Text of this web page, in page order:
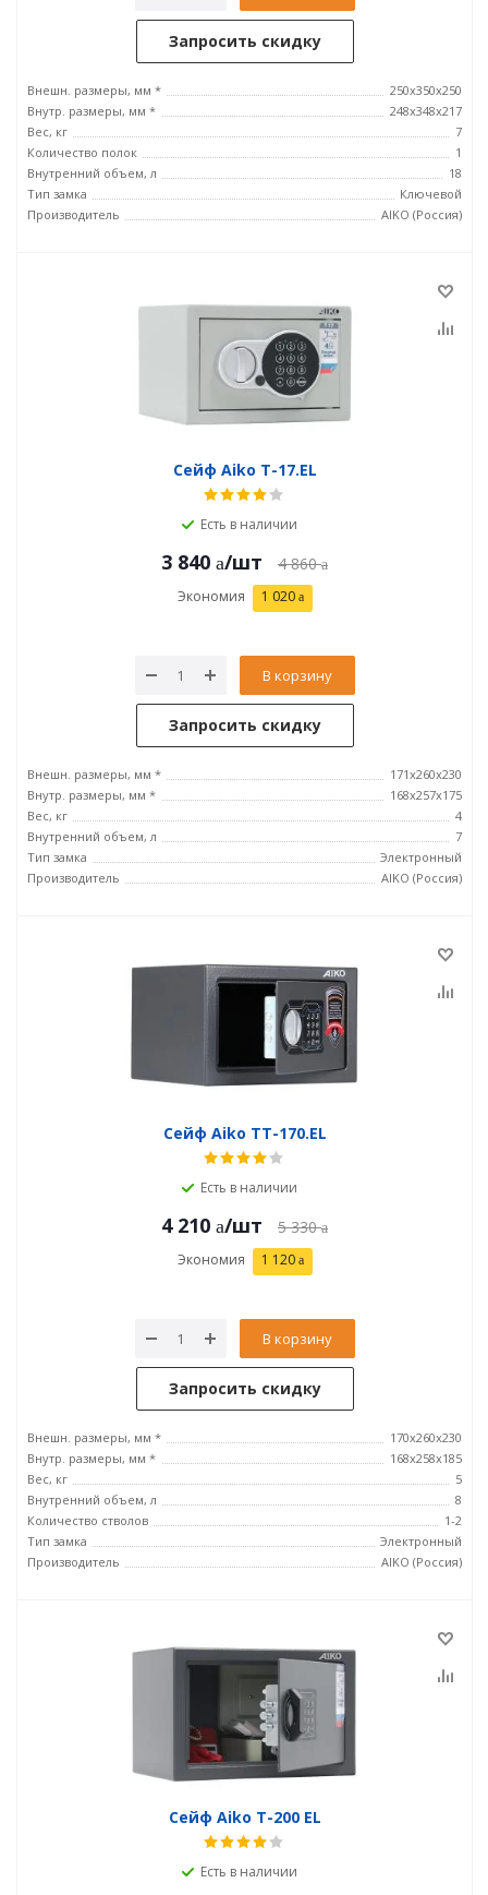
Запросить скидку
Внешн. размеры, мм *
250x350x250
Внутр. размеры, мм *
248x348x217
Вес, кг
7
Количество полок
1
Внутренний объем, л
18
Тип замка
Ключевой
Производитель
AIKO (Россия)
Сейф Aiko T-17.EL
Есть в наличии
3 840 /шт 4 860
Экономия 1 020
В корзину
Запросить скидку
Внешн. размеры, мм *
171x260x230
Внутр. размеры, мм *
168x257x175
Вес, кг
4
Внутренний объем, л
7
Тип замка
Электронный
Производитель
AIKO (Россия)
Сейф Aiko ТТ-170.EL
Есть в наличии
4 210 /шт 5 330
Экономия 1 120
В корзину
Запросить скидку
Внешн. размеры, мм *
170x260x230
Внутр. размеры, мм *
168x258x185
Вес, кг
5
Внутренний объем, л
8
Количество стволов
1-2
Тип замка
Электронный
Производитель
AIKO (Россия)
Сейф Aiko T-200 EL
Есть в наличии